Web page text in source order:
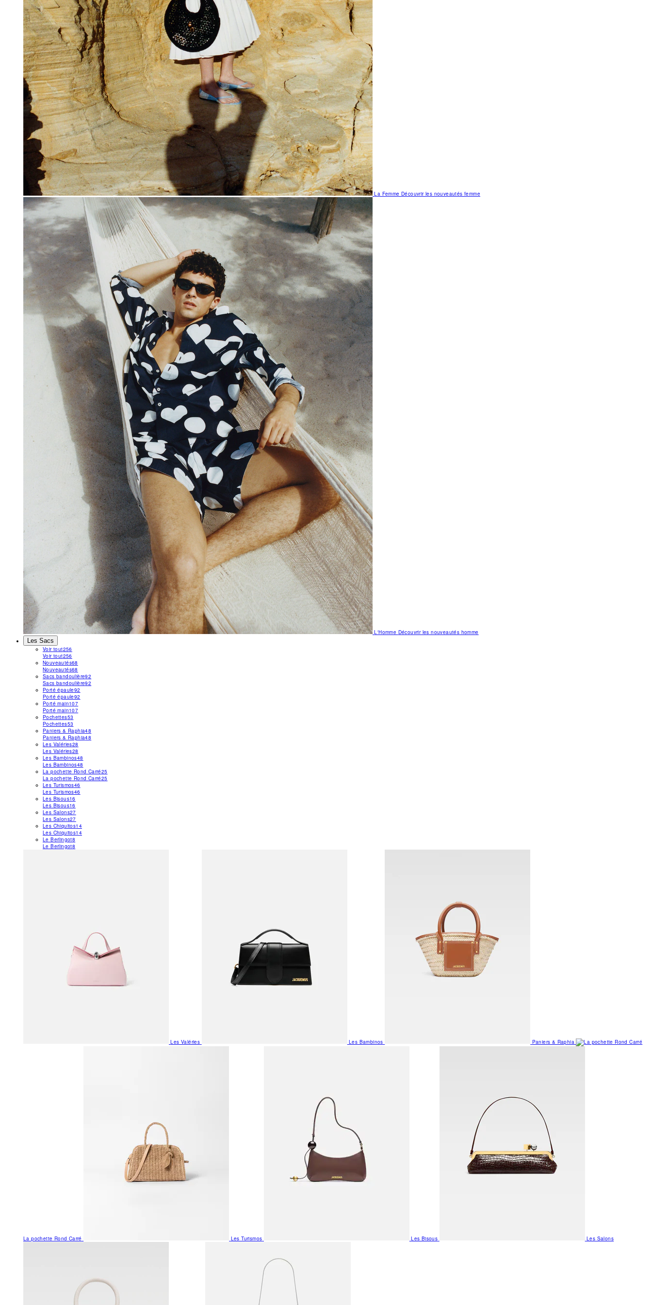
La FemmeDécouvrir les nouveautés femme
L'Homme Découvrir les nouveautés homme
Les Sacs
Voir tout256
Voir tout256
Nouveautés68
Nouveautés68
Sacs bandoulière92
Sacs bandoulière92
Porté épaule92
Porté épaule92
Porté main107
Porté main107
Pochettes53
Pochettes53
Paniers & Raphia48
Paniers & Raphia48
Les Valéries28
Les Valéries28
Les Bambinos48
Les Bambinos48
La pochette Rond Carré25
La pochette Rond Carré25
Les Turismos46
Les Turismos46
Les Bisous16
Les Bisous16
Les Salons27
Les Salons27
Les Chiquitos14
Les Chiquitos14
Le Berlingot8
Le Berlingot8
Les Valéries Les Bambinos Paniers & Raphia
La pochette Rond Carré Les Turismos Les Bisous Les Salons